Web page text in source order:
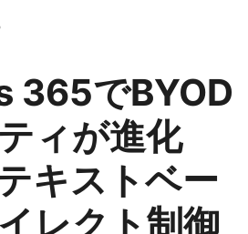
365でBYOD
ィが進化
キストベー
レクト制御